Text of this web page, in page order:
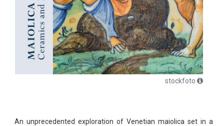
stockfoto
An unprecedented exploration of Venetian maiolica set in a